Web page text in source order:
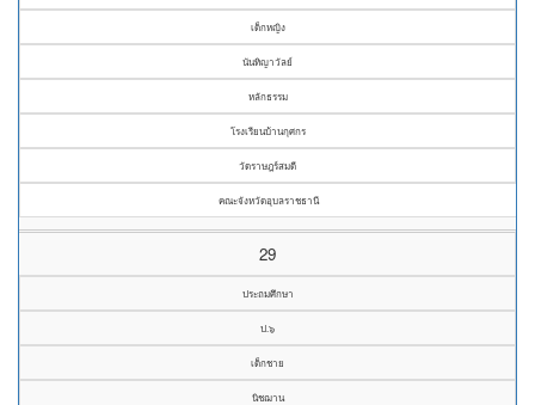
เด็กหญิง
นันทิญาวัลย์
หลักธรรม
โรงเรียนบ้านกุศกร
วัดราษฎร์สมดี
คณะจังหวัดอุบลราชธานี
29
ประถมศึกษา
ป.๖
เด็กชาย
นิชฌาน